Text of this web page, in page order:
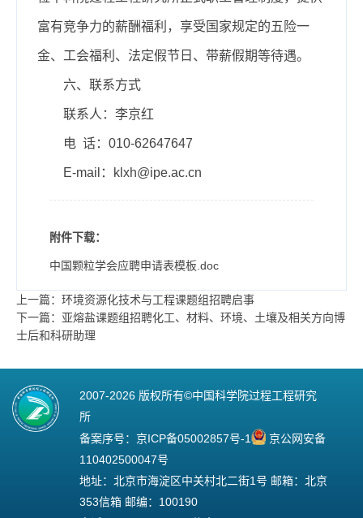
富有竞争力的薪酬福利，享受国家规定的五险一
金、工会福利、法定假节日、带薪假期等待遇。
六、联系方式
联系人：李京红
电 话：010-62647647
E-mail： klxh@ipe.ac.cn
附件下载：
中国颗粒学会应聘申请表模板.doc
上一篇：环境资源化技术与工程课题组招聘启事
下一篇：亚熔盐课题组招聘化工、材料、环境、土壤及相关方向博
士后和科研助理
2007-2026 版权所有©中国科学院过程工程研究
所
备案序号： 京ICP备05002857号-1
京公网安备
110402500047号
地址：北京市海淀区中关村北二街1号 邮箱：北京
353信箱 邮编：100190